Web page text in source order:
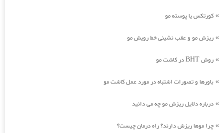
» کورتکس یا پوسته مو
» ریزش مو و عقب نشینی خط رویش مو
» روش BHT در کاشت مو
» باورها و تصورات اشتباه در مورد عمل کاشت مو
» درباره دلایل ریزش مو چه می دانید
» چرا موها ریزش دارند؟ راه درمان چیست؟